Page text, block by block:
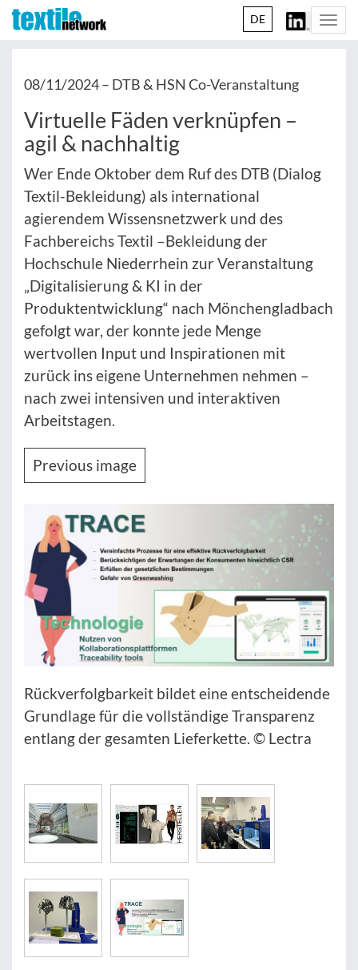
DE
08/11/2024 – DTB & HSN Co-Veranstaltung
Virtuelle Fäden verknüpfen –
agil & nachhaltig
Wer Ende Oktober dem Ruf des DTB (Dialog
Textil-Bekleidung) als international
agierendem Wissensnetzwerk und des
Fachbereichs Textil –Bekleidung der
Hochschule Niederrhein zur Veranstaltung
„Digitalisierung & KI in der
Produktentwicklung“ nach Mönchengladbach
gefolgt war, der konnte jede Menge
wertvollen Input und Inspirationen mit
zurück ins eigene Unternehmen nehmen –
nach zwei intensiven und interaktiven
Arbeitstagen.
Previous image
Rückverfolgbarkeit bildet eine entscheidende
Grundlage für die vollständige Transparenz
entlang der gesamten Lieferkette. © Lectra